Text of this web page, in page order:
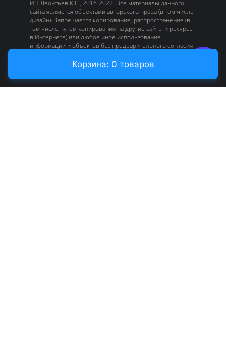
ИП Леонтьев К.Е., 2016-2022. Все материалы данного
сайта являются объектами авторского права (в том числе
дизайн). Запрещается копирование, распространение (в
том числе путем копирования на другие сайты и ресурсы
в Интернете) или любое иное использование
информации и объектов без предварительного согласия
Корзина: 0 товаров